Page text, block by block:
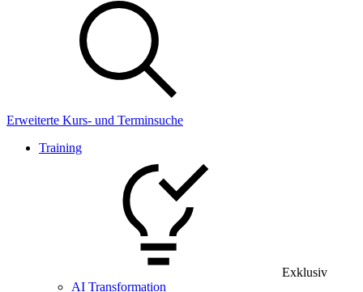
Erweiterte Kurs- und Terminsuche
Training
Exklusiv
AI Transformation